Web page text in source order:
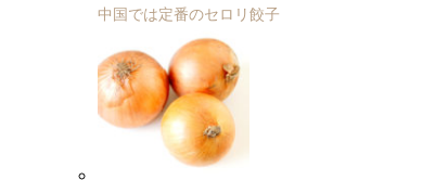
中国では定番のセロリ餃子